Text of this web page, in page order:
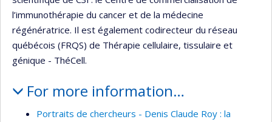
l’immunothérapie du cancer et de la médecine
régénératrice. Il est également codirecteur du réseau
québécois (FRQS) de Thérapie cellulaire, tissulaire et
génique - ThéCell.
For more information…
Portraits de chercheurs - Denis Claude Roy : la